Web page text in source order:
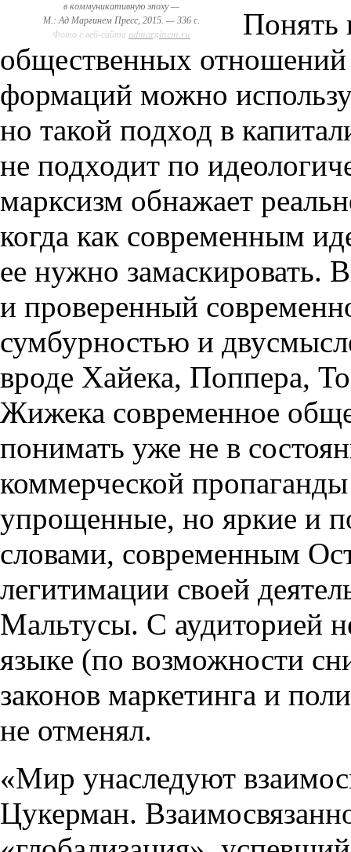
в коммуникативную эпоху —
М.: Ад Маргинем Пресс, 2015. — 336 с.
Фото с веб-сайта admarginem.ru
Понять
общественных
формаций можно
но такой подход в
не подходит по
марксизм обнажает
когда как современным
ее нужно замаскировать.
и проверенный
сумбурностью и
вроде Хайека, Поппера,
Жижека современное
понимать уже не в
коммерческой
упрощенные, но яркие и
словами, современным
легитимации своей
Мальтусы. С аудиторией
языке (по возможности
законов маркетинга и
не отменял.
«Мир унаследуют
Цукерман.